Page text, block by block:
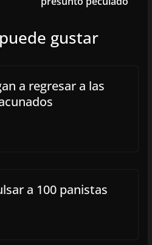
gustar
a regresar a las
a 100 panistas